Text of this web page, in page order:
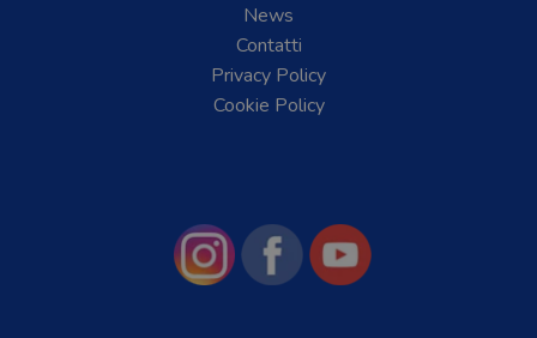
News
Contatti
Privacy Policy
Cookie Policy